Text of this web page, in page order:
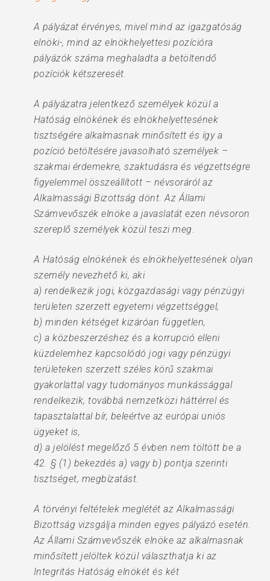
A pályázat érvényes, mivel mind az igazgatóság
elnöki-, mind az elnökhelyettesi pozícióra
pályázók száma meghaladta a betöltendő
pozíciók kétszeresét.
A pályázatra jelentkező személyek közül a
Hatóság elnökének és elnökhelyettesének
tisztségére alkalmasnak minősített és így a
pozíció betöltésére javasolható személyek –
szakmai érdemekre, szaktudásra és végzettségre
figyelemmel összeállított – névsoráról az
Alkalmassági Bizottság dönt. Az Állami
Számvevőszék elnöke a javaslatát ezen névsoron
szereplő személyek közül teszi meg.
A Hatóság elnökének és elnökhelyettesének olyan
személy nevezhető ki, aki
a) rendelkezik jogi, közgazdasági vagy pénzügyi
területen szerzett egyetemi végzettséggel,
b) minden kétséget kizáróan független,
c) a közbeszerzéshez és a korrupció elleni
küzdelemhez kapcsolódó jogi vagy pénzügyi
területeken szerzett széles körű szakmai
gyakorlattal vagy tudományos munkássággal
rendelkezik, továbbá nemzetközi háttérrel és
tapasztalattal bír, beleértve az európai uniós
ügyeket is,
d) a jelölést megelőző 5 évben nem töltött be a
42. § (1) bekezdés a) vagy b) pontja szerinti
tisztséget, megbízatást.
A törvényi feltételek meglétét az Alkalmassági
Bizottság vizsgálja minden egyes pályázó esetén.
Az Állami Számvevőszék elnöke az alkalmasnak
minősített jelöltek közül választhatja ki az
Integritás Hatóság elnökét és két